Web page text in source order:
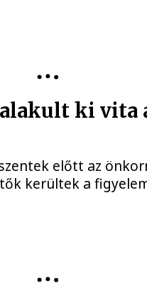
ki vita
előtt az
kerültek a